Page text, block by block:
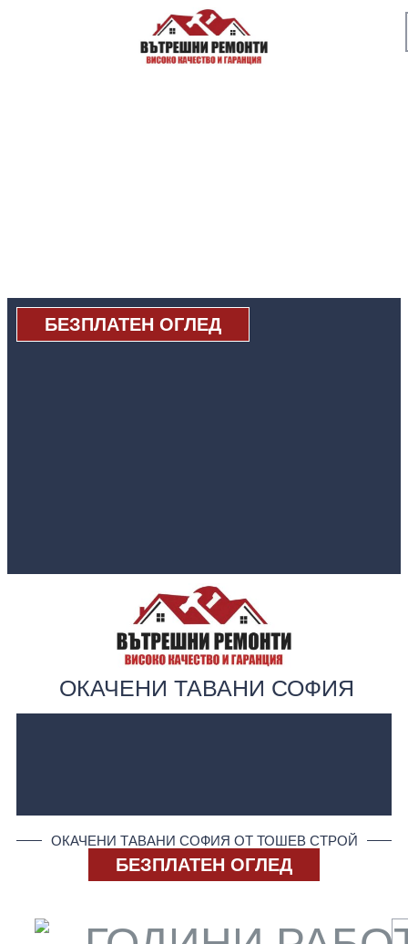
БЕЗПЛАТЕН ОГЛЕД
ОКАЧЕНИ ТАВАНИ СОФИЯ
ОКАЧЕНИ ТАВАНИ СОФИЯ ОТ ТОШЕВ СТРОЙ
БЕЗПЛАТЕН ОГЛЕД